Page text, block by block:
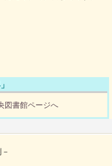
図書館ページへ